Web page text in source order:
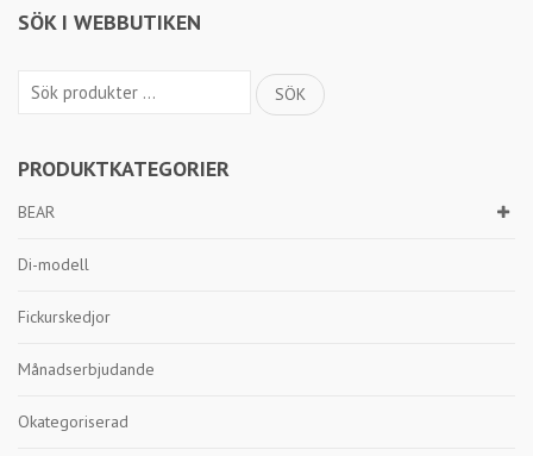
SÖK I WEBBUTIKEN
Sök
SÖK
PRODUKTKATEGORIER
BEAR
Di-modell
Fickurskedjor
Månadserbjudande
Okategoriserad